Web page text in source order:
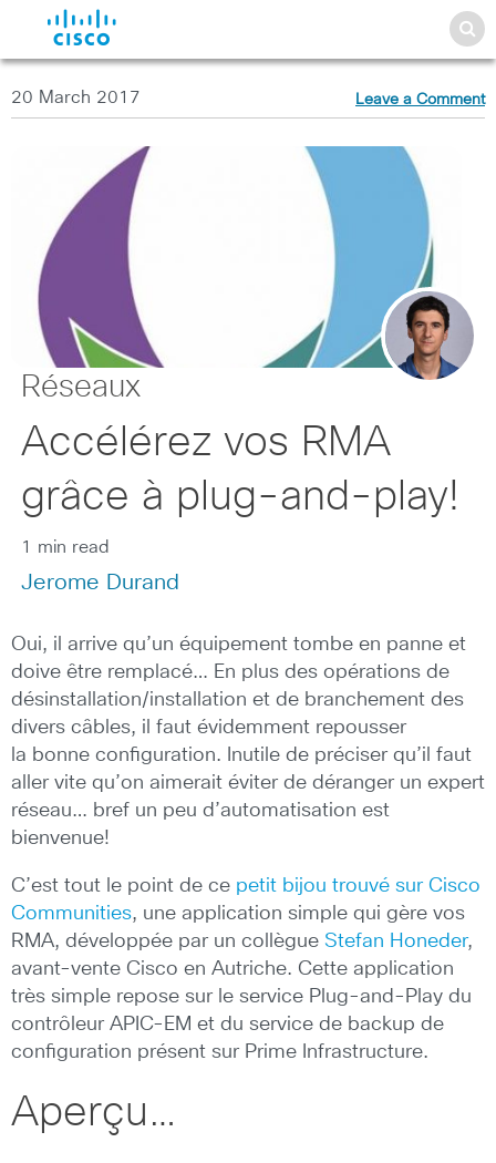
20 March 2017 Leave a Comment
Réseaux
Accélérez vos RMA
grâce à plug-and-play!
1 min read
Jerome Durand
Oui, il arrive qu’un équipement tombe en panne et
doive être remplacé… En plus des opérations de
désinstallation/installation et de branchement des
divers câbles, il faut évidemment repousser
la bonne configuration. Inutile de préciser qu’il faut
aller vite qu’on aimerait éviter de déranger un expert
réseau… bref un peu d’automatisation est
bienvenue!
C’est tout le point de ce petit bijou trouvé sur Cisco
Communities, une application simple qui gère vos
RMA, développée par un collègue Stefan Honeder,
avant-vente Cisco en Autriche. Cette application
très simple repose sur le service Plug-and-Play du
contrôleur APIC-EM et du service de backup de
configuration présent sur Prime Infrastructure.
Aperçu…